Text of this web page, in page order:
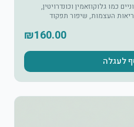
כמו גלוקוזאמין וכונדרויטין,
העצמות, שיפור תפקוד
₪160.00
לעגלה